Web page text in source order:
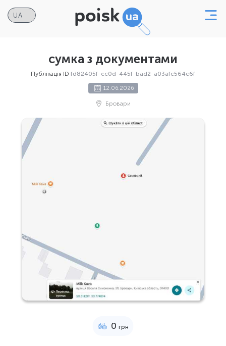
сумка з документами
Публікація ID fd82405f-cc0d-445f-bad2-a03afc564c6f
12.06.2026
Бровари
0 грн